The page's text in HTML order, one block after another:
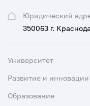
Юридический
350063 г.
Университет
Развитие и инновации
Образование